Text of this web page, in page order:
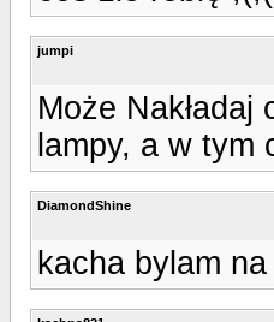
jumpi
Może
lampy, a w tym
DiamondShine
kacha bylam